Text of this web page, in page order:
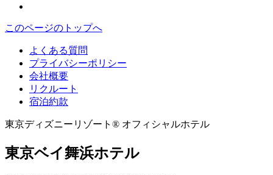
このページのトップへ
よくある質問
プライバシーポリシー
会社概要
リクルート
宿泊約款
東京ディズニーリゾート® オフィシャルホテル
東京ベイ舞浜ホテル